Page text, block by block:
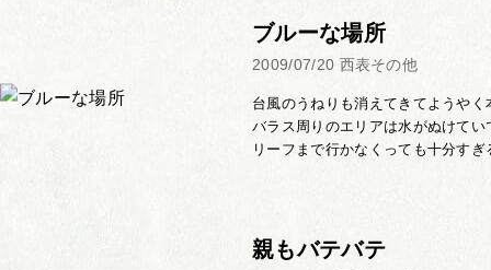
ブルーな場所
2009/07/20 西表その他
台風のうねりも消えてきてようや
バラス周りのエリアは水がぬけて
リーフまで行かなくっても十分す
親もバテバテ